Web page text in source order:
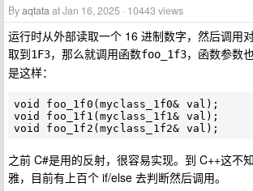
Byaqtataat Jan 16, 2025 · 10443 views
运行时从外部读取一个 16 进制数字，然后调用
取到1F3，那么就调用函数foo_1f3，函数参数
是这样：
void foo_1f0(myclass_1f0& val);
void foo_1f1(myclass_1f1& val);
之前 C#是用的反射，很容易实现。到 C++这不
雅，目前有上百个 if/else 去判断然后调用。